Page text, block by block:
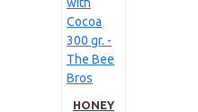
HONEY